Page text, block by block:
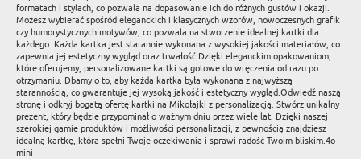
formatach i stylach, co pozwala na dopasowanie ich do różnych gustów i okazji.
Możesz wybierać spośród eleganckich i klasycznych wzorów, nowoczesnych grafik
czy humorystycznych motywów, co pozwala na stworzenie idealnej kartki dla
każdego. Każda kartka jest starannie wykonana z wysokiej jakości materiałów, co
zapewnia jej estetyczny wygląd oraz trwałość.Dzięki eleganckim opakowaniom,
które oferujemy, personalizowane kartki są gotowe do wręczenia od razu po
otrzymaniu. Dbamy o to, aby każda kartka była wykonana z najwyższą
starannością, co gwarantuje jej wysoką jakość i estetyczny wygląd.Odwiedź naszą
stronę i odkryj bogatą ofertę kartki na Mikołajki z personalizacją. Stwórz unikalny
prezent, który będzie przypominał o ważnym dniu przez wiele lat. Dzięki naszej
szerokiej gamie produktów i możliwości personalizacji, z pewnością znajdziesz
idealną kartkę, która spełni Twoje oczekiwania i sprawi radość Twoim bliskim.4o
mini